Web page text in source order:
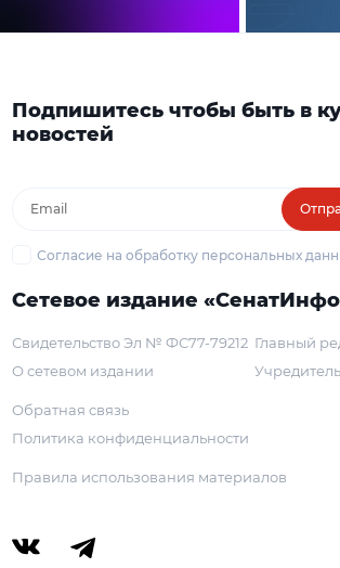
Подпишитесь чтобы быть в
новостей
Согласие на обработку персональных
Сетевое издание
Свидетельство Эл № ФС77-79212
О сетевом издании
Главный
Учредитель
Обратная связь
Политика конфиденциальности
Правила использования материалов